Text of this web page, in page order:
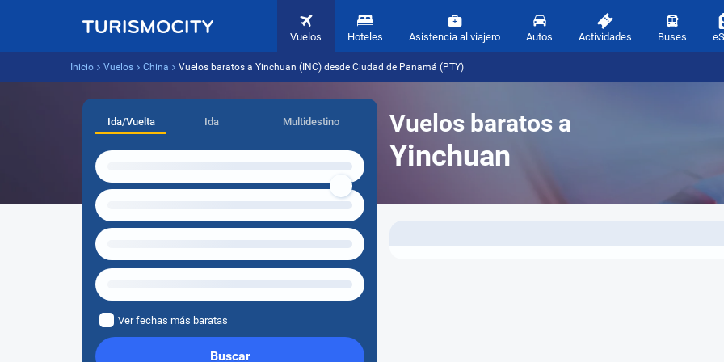
Vuelos Hoteles Asistencia al viajero Autos Actividades Buses
Inicio Vuelos China Vuelos baratos a Yinchuan (INC) desde Ciudad de Panamá (PTY)
Vuelos baratos a
Yinchuan
Ida/Vuelta Ida Multidestino
Ver fechas más baratas
Buscar